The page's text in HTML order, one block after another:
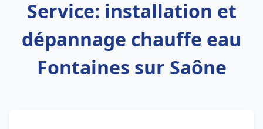
Service: installation et
dépannage chauffe eau
Fontaines sur Saône